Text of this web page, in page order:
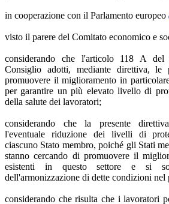
in cooperazione con il Parlamento europeo
visto il parere del Comitato economico e
considerando che l'articolo 118 A
Consiglio adotti, mediante direttiva, le
promuovere il miglioramento in
per garantire un più elevato livello di
della salute dei lavoratori;
considerando che la presente
l'eventuale riduzione dei livelli di
ciascuno Stato membro, poiché gli Stati
stanno cercando di promuovere il
esistenti in questo settore e si
dell'armonizzazione di dette condizioni nel
considerando che risulta che i lavoratori